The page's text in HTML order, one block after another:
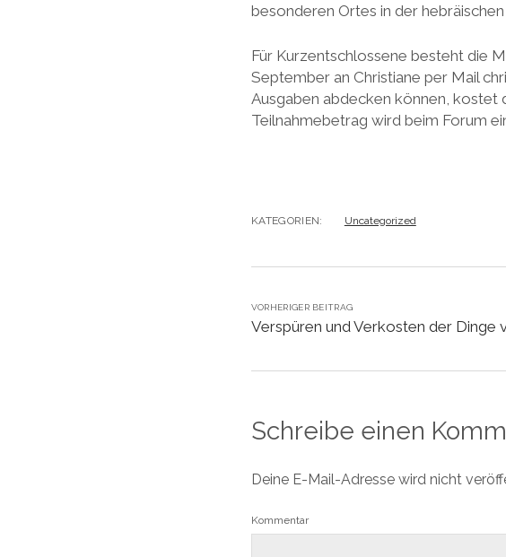
besonderen Ortes in der
Für Kurzentschlossene besteht die
September an Christiane per Mail
Ausgaben abdecken können, kostet
Teilnahmebetrag wird beim Forum
KATEGORIEN: Uncategorized
VORHERIGER BEITRAG
Verspüren und Verkosten der Dinge
Schreibe einen
Deine E-Mail-Adresse wird nicht
Kommentar